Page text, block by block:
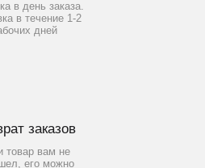
в день заказа.
в течение 1-2
дней
заказов
товар вам не
его можно